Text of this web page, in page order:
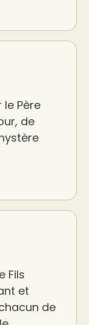
Père
de
Fils
et
de